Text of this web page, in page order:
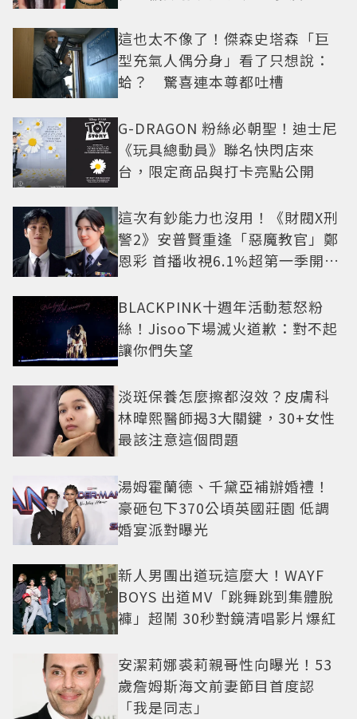
這也太不像了！傑森史塔森「巨
型充氣人偶分身」看了只想說：
蛤？ 驚喜連本尊都吐槽
G-DRAGON 粉絲必朝聖！迪士尼
《玩具總動員》聯名快閃店來
台，限定商品與打卡亮點公開
這次有鈔能力也沒用！《財閥X刑
警2》安普賢重逢「惡魔教官」鄭
恩彩 首播收視6.1%超第一季開紅
BLACKPINK十週年活動惹怒粉
絲！Jisoo下場滅火道歉：對不起
讓你們失望
淡斑保養怎麼擦都沒效？皮膚科
林暐熙醫師揭3大關鍵，30+女性
最該注意這個問題
湯姆霍蘭德、千黛亞補辦婚禮！
豪砸包下370公頃英國莊園 低調
婚宴派對曝光
新人男團出道玩這麼大！WAYF
BOYS 出道MV「跳舞跳到集體脫
褲」超鬧 30秒對鏡清唱影片爆紅
安潔莉娜裘莉親哥性向曝光！53
歲詹姆斯海文前妻節目首度認
「我是同志」